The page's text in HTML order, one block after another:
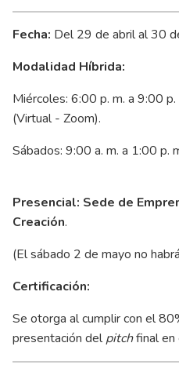
Fecha: Del 29 de abril al 30
Modalidad Híbrida:
Miércoles: 6:00 p. m. a 9:00 p.
(Virtual - Zoom).
Sábados: 9:00 a. m. a 1:00 p.
Presencial: Sede de
Creación.
(El sábado 2 de mayo no
Certificación:
Se otorga al cumplir con el
presentación delpitchfinal en